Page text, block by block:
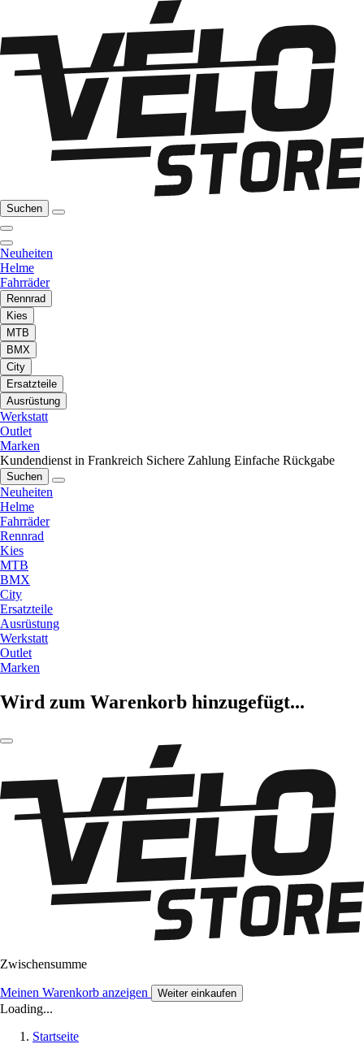
Suchen
Neuheiten
Helme
Fahrräder
Rennrad
Kies
MTB
BMX
City
Ersatzteile
Ausrüstung
Werkstatt
Outlet
Marken
Kundendienst in Frankreich Sichere Zahlung Einfache Rückgabe
Suchen
Neuheiten
Helme
Fahrräder
Rennrad
Kies
MTB
BMX
City
Ersatzteile
Ausrüstung
Werkstatt
Outlet
Marken
Wird zum Warenkorb hinzugefügt...
Zwischensumme
Meinen Warenkorb anzeigen Weiter einkaufen
Loading...
Startseite